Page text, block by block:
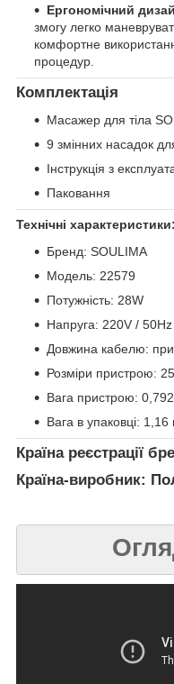
Ергономічний
змогу легко
комфортне
процедур.
Комплектація
Масажер для тіла
9 змінних насадок
Інструкція з
Паковання
Технічні характеристики:
Бренд: SOULIMA
Модель: 22579
Потужність: 28W
Напруга: 220V / 50Hz
Довжина кабелю:
Розміри пристрою:
Вага пристрою: 0,792
Вага в упаковці: 1,16
Країна реєстрації
Країна-виробник: